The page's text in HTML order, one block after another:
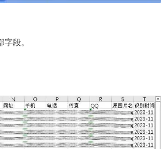
段。